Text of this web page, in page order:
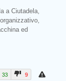
a Ciutadela,
ed
33 9